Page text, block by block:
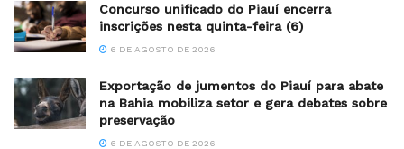
Concurso unificado do Piauí encerra
inscrições nesta quinta-feira (6)
6 DE AGOSTO DE 2026
Exportação de jumentos do Piauí para abate
na Bahia mobiliza setor e gera debates sobre
preservação
6 DE AGOSTO DE 2026